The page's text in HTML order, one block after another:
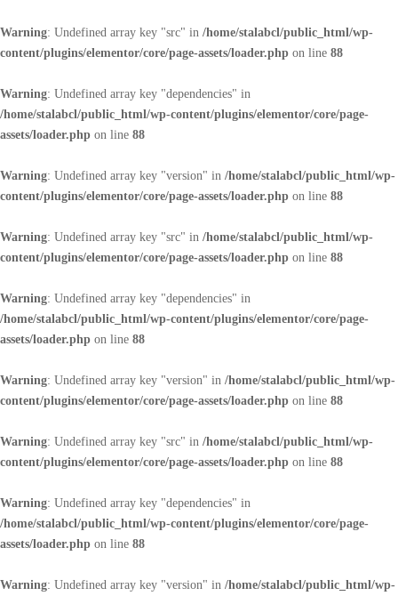
Warning: Undefined array key "src" in /home/stalabcl/public_html/wp-
content/plugins/elementor/core/page-assets/loader.php on line 88
Warning: Undefined array key "dependencies" in
/home/stalabcl/public_html/wp-content/plugins/elementor/core/page-
assets/loader.php on line 88
Warning: Undefined array key "version" in /home/stalabcl/public_html/wp-
content/plugins/elementor/core/page-assets/loader.php on line 88
Warning: Undefined array key "src" in /home/stalabcl/public_html/wp-
content/plugins/elementor/core/page-assets/loader.php on line 88
Warning: Undefined array key "dependencies" in
/home/stalabcl/public_html/wp-content/plugins/elementor/core/page-
assets/loader.php on line 88
Warning: Undefined array key "version" in /home/stalabcl/public_html/wp-
content/plugins/elementor/core/page-assets/loader.php on line 88
Warning: Undefined array key "src" in /home/stalabcl/public_html/wp-
content/plugins/elementor/core/page-assets/loader.php on line 88
Warning: Undefined array key "dependencies" in
/home/stalabcl/public_html/wp-content/plugins/elementor/core/page-
assets/loader.php on line 88
Warning: Undefined array key "version" in /home/stalabcl/public_html/wp-